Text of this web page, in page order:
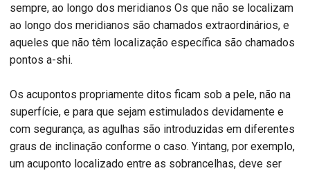
sempre, ao longo dos meridianos Os que não se localizam
ao longo dos meridianos são chamados extraordinários, e
aqueles que não têm localização específica são chamados
pontos a-shi.
Os acupontos propriamente ditos ficam sob a pele, não na
superfície, e para que sejam estimulados devidamente e
com segurança, as agulhas são introduzidas em diferentes
graus de inclinação conforme o caso. Yintang, por exemplo,
um acuponto localizado entre as sobrancelhas, deve ser